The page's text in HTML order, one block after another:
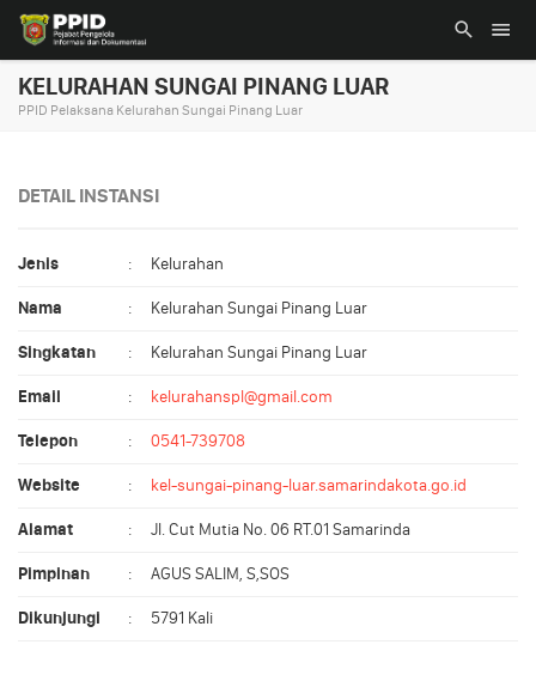
KELURAHAN SUNGAI PINANG LUAR
PPID Pelaksana Kelurahan Sungai Pinang Luar
DETAIL INSTANSI
Jenis : Kelurahan
Nama : Kelurahan Sungai Pinang Luar
Singkatan : Kelurahan Sungai Pinang Luar
Email : kelurahanspl@gmail.com
Telepon : 0541-739708
Website : kel-sungai-pinang-luar.samarindakota.go.id
Alamat : Jl. Cut Mutia No. 06 RT.01 Samarinda
Pimpinan : AGUS SALIM, S,SOS
Dikunjungi : 5791 Kali